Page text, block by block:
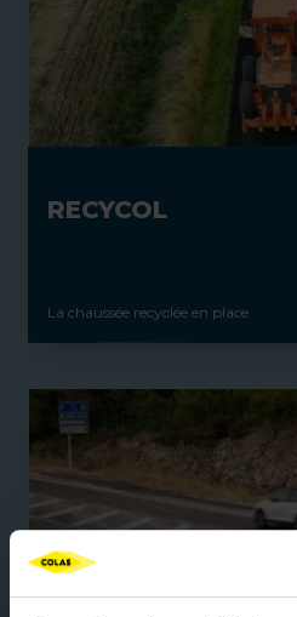
RECYCOL
La chaussée recyclée en place